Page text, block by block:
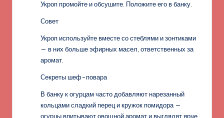
Укроп промойте и обсушите. Положите его в банку.
Совет
Укроп используйте вместе со стеблями и зонтиками
— в них больше эфирных масел, ответственных за
аромат.
Секреты шеф-повара
В банку к огурцам часто добавляют нарезанный
кольцами сладкий перец и кружок помидора —
огурцы впитывают овощной аромат и выглядят ярче.